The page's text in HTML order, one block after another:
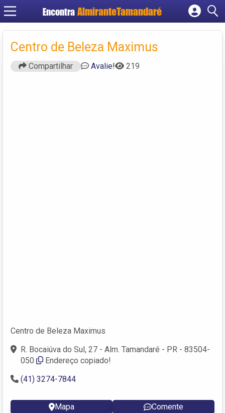
Encontra
Cadastrar empresa
Criar conta
Centro de Beleza Maximus
Compartilhar Avalie! 219
Centro de Beleza Maximus
R. Bocaiúva do Sul, 27 - Alm. Tamandaré - PR - 83504-
050
Endereço copiado!
(41) 3274-7844
Mapa Comente